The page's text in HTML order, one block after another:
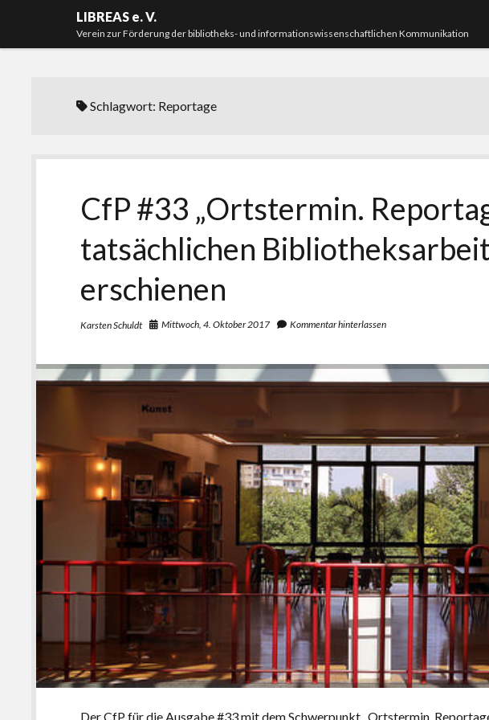
LIBREAS e. V.
Verein zur Förderung der bibliotheks- und informationswissenschaftlichen Kommunikation
Schlagwort: Reportage
CfP #33 „Ortstermin.
tatsächlichen
erschienen
Karsten Schuldt Mittwoch, 4. Oktober 2017 Kommentar hinterlassen
Der CfP für die Ausgabe #33 mit dem Schwerpunkt „Ortstermin.